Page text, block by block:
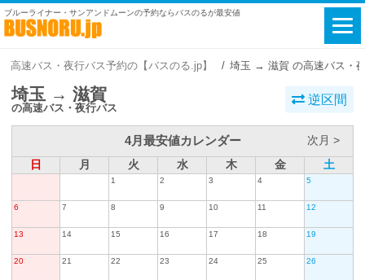
ブルーライナー・サンアンドムーンの予約ならバスのるが最安値
高速バス・夜行バス予約の【バスのる.jp】 埼玉 → 滋賀 の高速バス・
埼玉 → 滋賀
の高速バス・夜行バス
逆区間
4月最安値カレンダー
次月 >
日
月 火 水 木 金 土
1 2 3 4 5
6 7 8 9 10 11 12
13 14 15 16 17 18 19
20 21 22 23 24 25 26